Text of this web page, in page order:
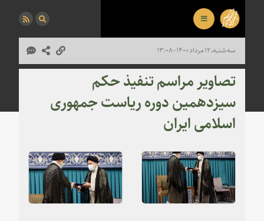
سه شنبه، ۱۲ مرداد ۱۴۰۰ - ۱۳:۰۸
تصاویر مراسم تنفیذ حکم
سیزدهمین دوره ریاست جمهوری
اسلامی ایران‌